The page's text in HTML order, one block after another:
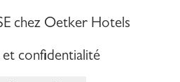
chez Oetker Hotels
et confidentialité